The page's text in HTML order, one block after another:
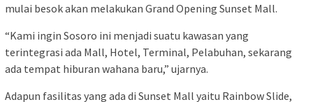
mulai besok akan melakukan Grand Opening Sunset Mall.
“Kami ingin Sosoro ini menjadi suatu kawasan yang
terintegrasi ada Mall, Hotel, Terminal, Pelabuhan, sekarang
ada tempat hiburan wahana baru,” ujarnya.
Adapun fasilitas yang ada di Sunset Mall yaitu Rainbow Slide,